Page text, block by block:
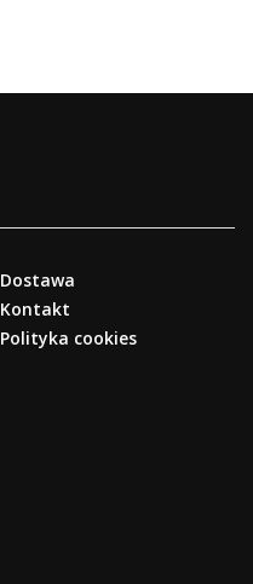
Dostawa
Kontakt
Polityka cookies